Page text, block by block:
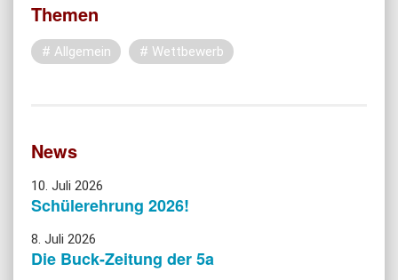
Themen
Allgemein Wettbewerb
News
10. Juli 2026
Schülerehrung 2026!
8. Juli 2026
Die Buck-Zeitung der 5a